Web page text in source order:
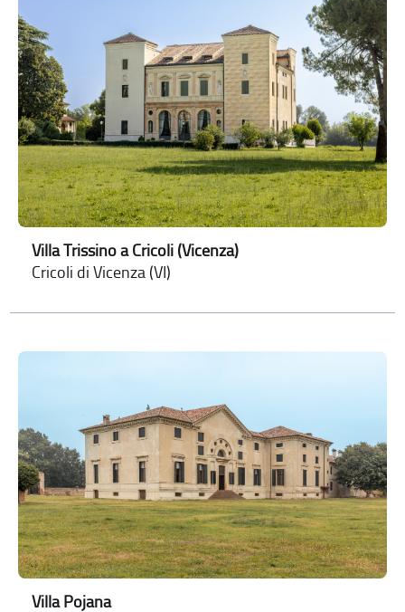
Villa Trissino a Cricoli (Vicenza)
Cricoli di Vicenza (VI)
Villa Pojana